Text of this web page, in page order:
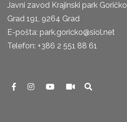
Javni zavod Krajinski park Goričko
Grad 191, 9264 Grad
E-pošta: park.goricko@siol.net
Telefon: +386 2 551 88 61